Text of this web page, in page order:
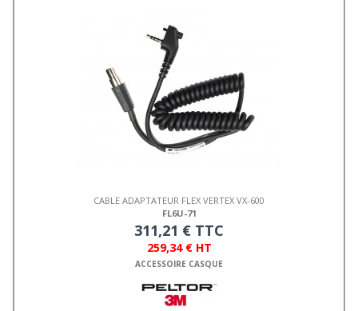
CABLE ADAPTATEUR FLEX VERTEX VX-600
FL6U-71
311,21 € TTC
259,34 € HT
ACCESSOIRE CASQUE